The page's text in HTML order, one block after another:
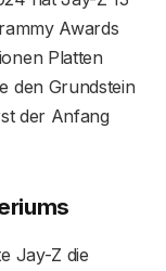
Awards
Platten
den Grundstein
der Anfang
Jay-Z die